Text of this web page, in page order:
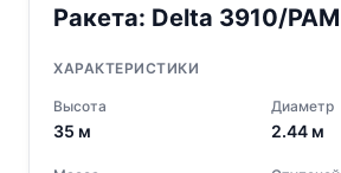
Ракета: Delta 3910/PAM
ХАРАКТЕРИСТИКИ
Высота
35 м
Диаметр
2.44 м